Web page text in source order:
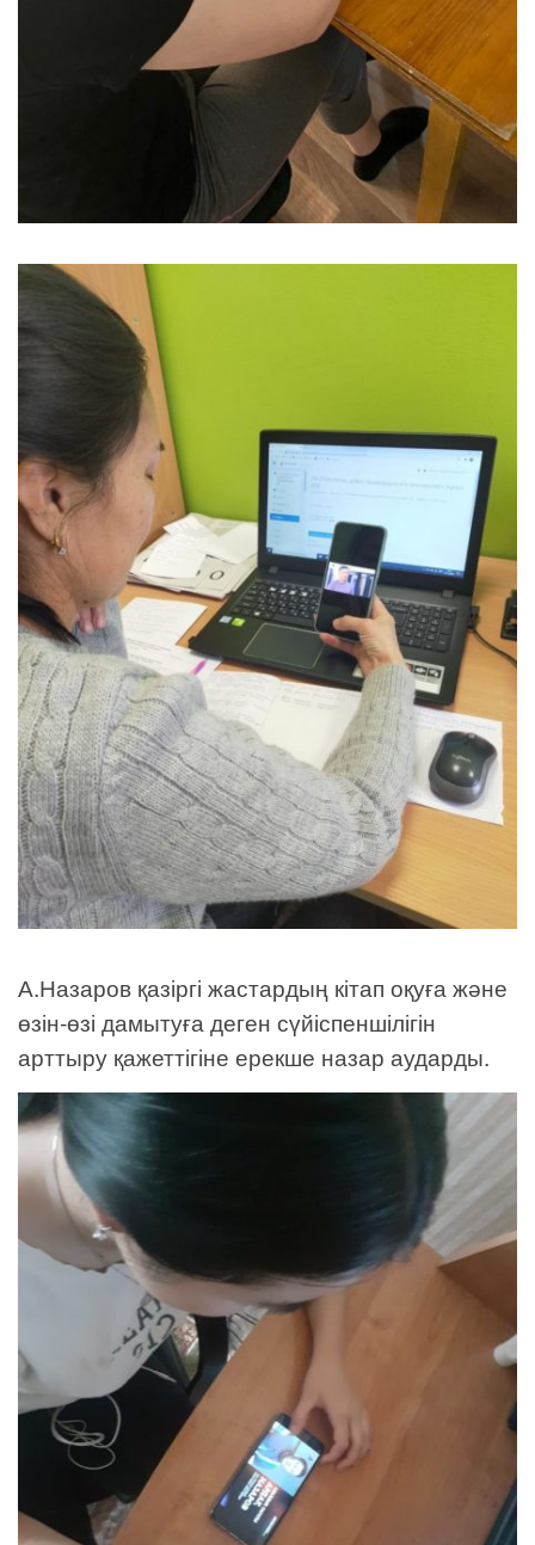
А.Назаров қазіргі жастардың кітап оқуға және
өзін-өзі дамытуға деген сүйіспеншілігін
арттыру қажеттігіне ерекше назар аударды.